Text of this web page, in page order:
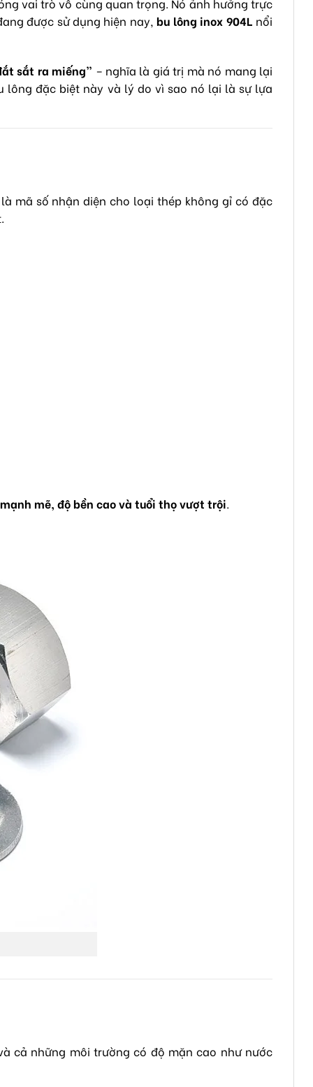
được sử dụng hiện nay,bu lông inox 904L nổi
sắt ra miếng” – nghĩa là giá trị mà nó mang lại
lông đặc biệt này và lý do vì sao nó lại là sự lựa
mã số nhận diện cho loại thép không gỉ có đặc
mẽ, độ bền cao và tuổi thọ vượt trội.
cả những môi trường có độ mặn cao như nước